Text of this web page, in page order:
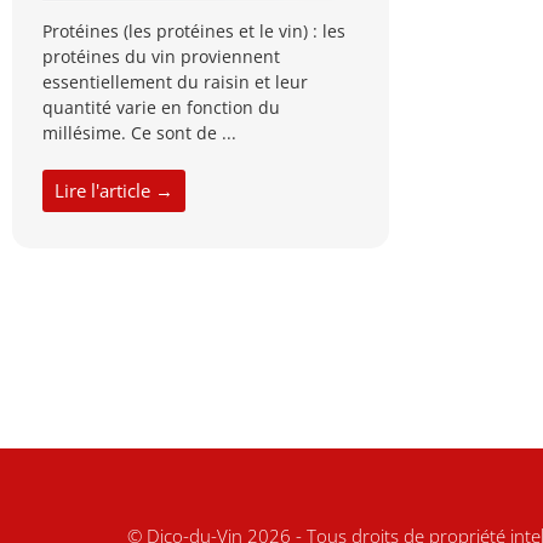
Protéines (les protéines et le vin) : les
protéines du vin proviennent
essentiellement du raisin et leur
quantité varie en fonction du
millésime. Ce sont de ...
Lire l'article →
© Dico-du-Vin 2026 - Tous droits de propriété